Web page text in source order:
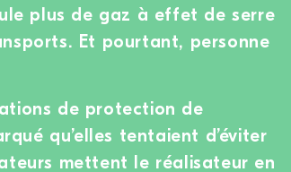
plus de gaz à effet de serre
Et pourtant, personne
de protection de
qu’elles tentaient d’éviter
mettent le réalisateur en